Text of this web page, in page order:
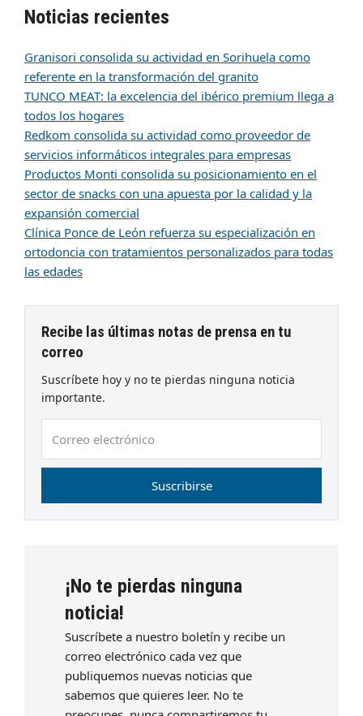
Noticias recientes
Granisori consolida su actividad en Sorihuela como
referente en la transformación del granito
TUNCO MEAT: la excelencia del ibérico premium llega a
todos los hogares
Redkom consolida su actividad como proveedor de
servicios informáticos integrales para empresas
Productos Monti consolida su posicionamiento en el
sector de snacks con una apuesta por la calidad y la
expansión comercial
Clínica Ponce de León refuerza su especialización en
ortodoncia con tratamientos personalizados para todas
las edades
Recibe las últimas notas de prensa en tu
correo
Suscríbete hoy y no te pierdas ninguna noticia
importante.
electrónico
Suscribirse
¡No te pierdas ninguna
noticia!
Suscríbete a nuestro boletín y recibe un
correo electrónico cada vez que
publiquemos nuevas noticias que
sabemos que quieres leer. No te